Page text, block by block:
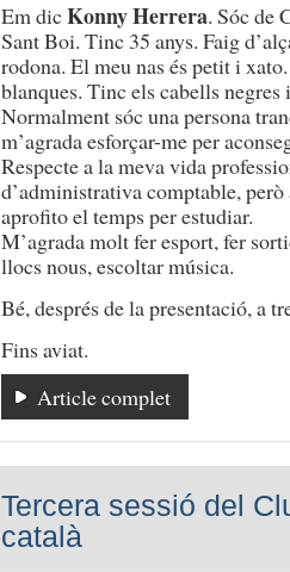
Em dicKonny Herrera. Sóc de
Sant Boi. Tinc 35 anys. Faig
rodona. El meu nas és petit i
blanques. Tinc els cabells negres
Normalment sóc una persona
m’agrada esforçar-me per
Respecte a la meva vida
d’administrativa comptable,
aprofito el temps per estudiar.
M’agrada molt fer esport, fer
llocs nous, escoltar música.
Bé, després de la presentació, a
Fins aviat.
Article complet
Tercera sessió del
català